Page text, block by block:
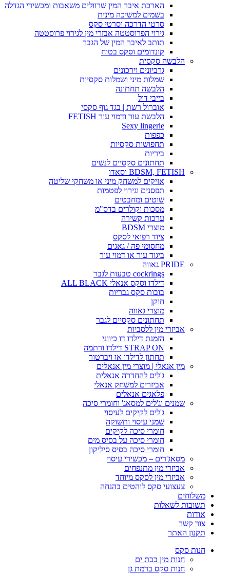
הארכת איבר המין שרוולים משאבות ומכשירי הגדלה
בשמים למשיכה מינית
סרטי הדרכה וסרטי סקס
גירוי הפרוסטטה אבזרי מין לגירוי פרוסטטה
תותב לאיבר המין של הגבר
קונדומים וסקס בטוח
הלבשה סקסית
גרביונים וירכונים
שמלות מיני ושמלות סקסיות
הלבשה תחתונה
בייבי דול
אוברול רשת | בגד גוף סקסי
הלבשת עור ודמוי עור FETISH
Sexy lingerie
כפפות
תחפושות סקסיות
ביריות
תחתונים סקסיים לנשים
BDSM, FETISH וסאדו
אזיקים למשחק מיני או משחקי שליטה
תפסנים וגירוי לפטמות
שוטים ומחבטים
מסכות וקולרים בדס"מ
ערכות קשירה
מוצרי BDSM
ציוד רפואי לסקס
מחסומי פה / גאגים
ביגוד עור או דמוי עור
PRIDE גאווה
cockrings טבעות לגבר
דילדו וסקס אנאלי ALL BLACK
בובות סקס גבריות
חוקן
מוצרי גאווה
תחתונים סקסיים לגבר
אביזרי מין ללסביות
הזמנת דילדו דו כיווני
STRAP ON דילדו ורתמה
תחתון לדילדו או ויברטור
מין אנאלי | מוצרי מין אנאלים
ג'לים להחדרה אנאלית
אביזרים למשחק אנאלי
פלאגים אנאלים
שמנים וג'לים למסאג' וחומרי סיכה
ג'לים לקיקים לעיסוי
שמני עיסוי ותשוקה
חומרי סיכה לקיקים
חומרי סיכה על בסיס מים
חומרי סיכה בסיס סיליקון
מסאג'רים – מכשירי עיסוי
אביזרי מין מתנפחים
אביזרי מין לסקס מיוחד
צעצועי סקס לוהטים בהנחה
משלוחים
תשובות לשאלות
אודות
צור קשר
תקנון האתר
חנות סקס
חנות מין בבת ים
חנות סקס ברמת גן